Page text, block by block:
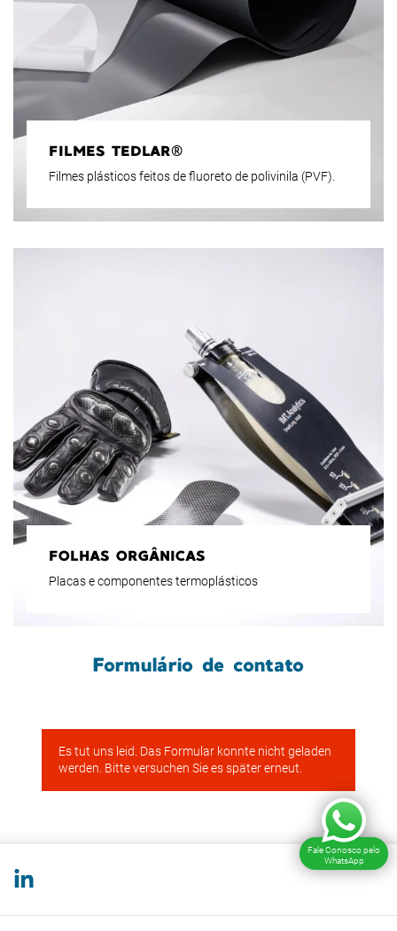
FILMES TEDLAR®
Filmes plásticos feitos de fluoreto de polivinila (PVF).
FOLHAS ORGÂNICAS
Placas e componentes termoplásticos
Formulário de contato
Fale Conosco pelo
WhatsApp